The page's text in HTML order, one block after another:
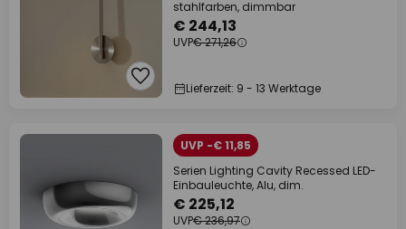
stahlfarben, dimmbar
€ 244,13
UVP€ 271,26
Lieferzeit: 9 - 13 Werktage
UVP -€ 11,85
Serien Lighting Cavity Recessed LED-
Einbauleuchte, Alu, dim.
€ 225,12
UVP€ 236,97